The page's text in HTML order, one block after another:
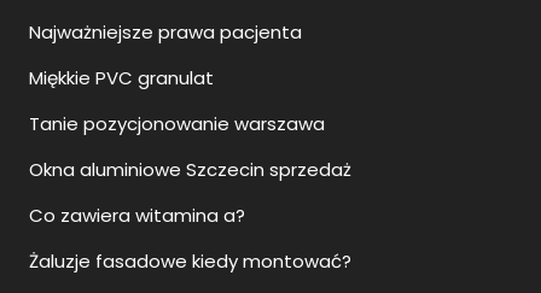
Najważniejsze prawa pacjenta
Miękkie PVC granulat
Tanie pozycjonowanie warszawa
Okna aluminiowe Szczecin sprzedaż
Co zawiera witamina a?
Żaluzje fasadowe kiedy montować?